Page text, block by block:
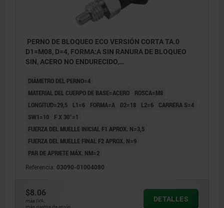
PERNO DE BLOQUEO ECO VERSIÓN CORTA TA.0
D1=M08, D=4, FORMA:A SIN RANURA DE BLOQUEO
SIN, ACERO NO ENDURECIDO,
DIÁMETRO DEL PERNO=4
MATERIAL DEL CUERPO DE BASE=ACERO
ROSCA=M8
LONGITUD=29,5
L1=6 FORMA=A D2=18 L2=6
CARRERA S=4
SW1=10
F X 30°=1
FUERZA DEL MUELLE INICIAL F1 APROX. N=3,5
FUERZA DEL MUELLE FINAL F2 APROX. N=9
PAR DE APRIETE MÁX. NM=2
Referencia: 03090-01004080
$8.06
más IVA.
más gastos de envío
DETALLES